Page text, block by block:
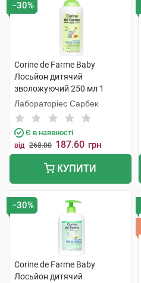
−30%
Corine de Farme Baby
Лосьйон дитячий
зволожуючий 250 мл 1
флакон
Лабораторіес Сарбек
Є в наявності
від 268.00 187.60 грн
КУПИТИ
−30%
Corine de Farme Baby
Лосьйон дитячий